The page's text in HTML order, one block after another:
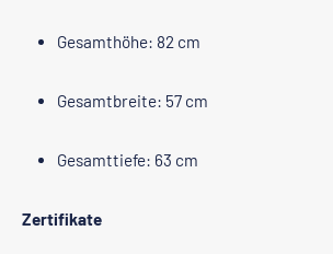
Gesamthöhe: 82 cm
Gesamtbreite: 57 cm
Gesamttiefe: 63 cm
Zertifikate